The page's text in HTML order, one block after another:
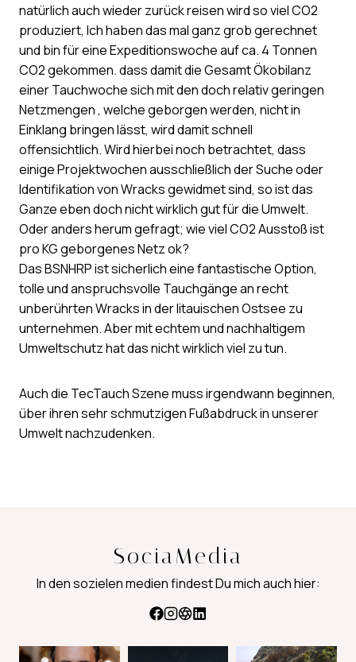
natürlich auch wieder zurück reisen wird so viel CO2
produziert, Ich haben das mal ganz grob gerechnet
und bin für eine Expeditionswoche auf ca. 4 Tonnen
CO2 gekommen. dass damit die Gesamt Ökobilanz
einer Tauchwoche sich mit den doch relativ geringen
Netzmengen , welche geborgen werden, nicht in
Einklang bringen lässt, wird damit schnell
offensichtlich. Wird hierbei noch betrachtet, dass
einige Projektwochen ausschließlich der Suche oder
Identifikation von Wracks gewidmet sind, so ist das
Ganze eben doch nicht wirklich gut für die Umwelt.
Oder anders herum gefragt; wie viel CO2 Ausstoß ist
pro KG geborgenes Netz ok?
Das BSNHRP ist sicherlich eine fantastische Option,
tolle und anspruchsvolle Tauchgänge an recht
unberührten Wracks in der litauischen Ostsee zu
unternehmen. Aber mit echtem und nachhaltigem
Umweltschutz hat das nicht wirklich viel zu tun.
Auch die TecTauch Szene muss irgendwann beginnen,
über ihren sehr schmutzigen Fußabdruck in unserer
Umwelt nachzudenken.
SociaMedia
In den sozielen medien findest Du mich auch hier: